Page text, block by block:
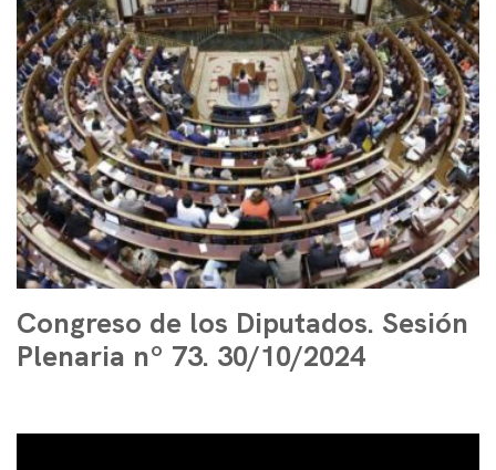
Congreso de los Diputados. Sesión
Plenaria nº 73. 30/10/2024